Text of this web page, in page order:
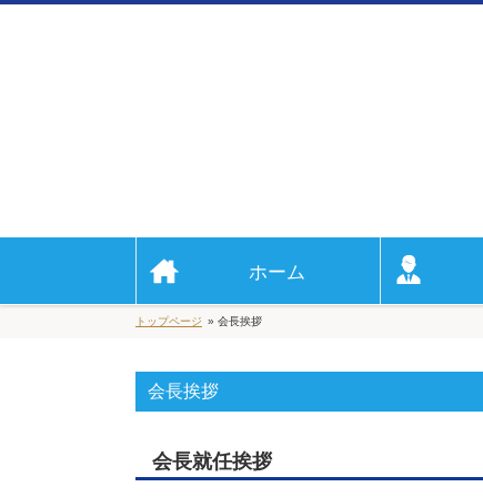
ホーム
トップページ » 会長挨拶
会長挨拶
会長就任挨拶